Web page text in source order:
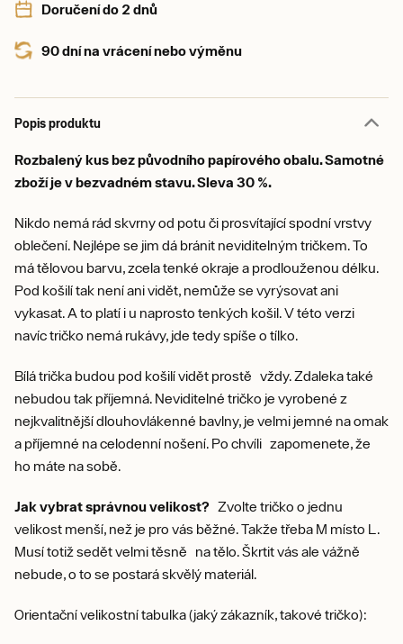
Doručení do 2 dnů
90 dní na vrácení nebo výměnu
Popis produktu
Rozbalený kus bez původního papírového obalu. Samotné
zboží je v bezvadném stavu. Sleva 30 %.
Nikdo nemá rád skvrny od potu či prosvítající spodní vrstvy
oblečení. Nejlépe se jim dá bránit neviditelným tričkem. To
má tělovou barvu, zcela tenké okraje a prodlouženou délku.
Pod košilí tak není ani vidět, nemůže se vyrýsovat ani
vykasat. A to platí i u naprosto tenkých košil. V této verzi
navíc tričko nemá rukávy, jde tedy spíše o tílko.
Bílá trička budou pod košilí vidět prostě vždy. Zdaleka také
nebudou tak příjemná. Neviditelné tričko je vyrobené z
nejkvalitnější dlouhovlákenné bavlny, je velmi jemné na omak
a příjemné na celodenní nošení. Po chvíli zapomenete, že
ho máte na sobě.
Jak vybrat správnou velikost? Zvolte tričko o jednu
velikost menší, než je pro vás běžné. Takže třeba M místo L.
Musí totiž sedět velmi těsně na tělo. Škrtit vás ale vážně
nebude, o to se postará skvělý materiál.
Orientační velikostní tabulka (jaký zákazník, takové tričko):